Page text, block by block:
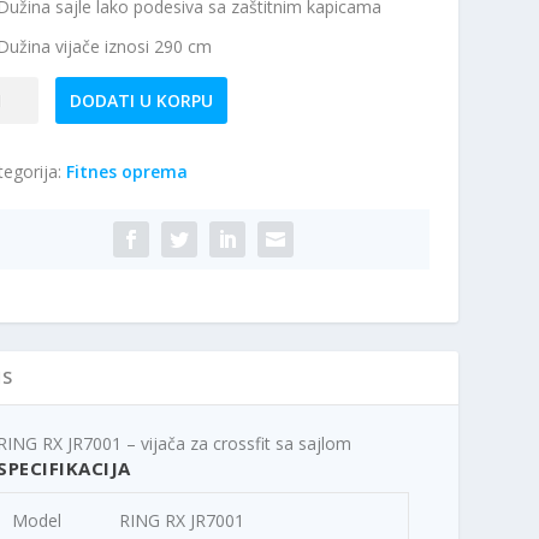
Dužina sajle lako podesiva sa zaštitnim kapicama
Dužina vijače iznosi 290 cm
DODATI U KORPU
Fitnes oprema
RING RX JR7001 – vijača za crossfit sa sajlom
Model RING RX JR7001